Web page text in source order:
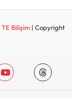
TE Bilişim| Copyright